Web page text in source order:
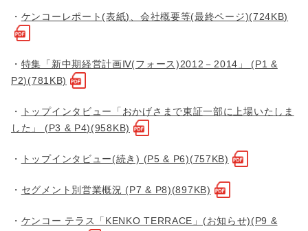
・ ケンコーレポート(表紙)、会社概要等(最終ページ)(724KB)
・ 特集「新中期経営計画Ⅳ(フォース)2012－2014」 (P1 &
P2)(781KB)
・
トップインタビュー「おかげさまで東証一部に上場いたしま
した」 (P3 & P4)(958KB)
・ トップインタビュー(続き) (P5 & P6)(757KB)
・ セグメント別営業概況 (P7 & P8)(897KB)
・ ケンコー テラス「KENKO TERRACE」(お知らせ)(P9 &